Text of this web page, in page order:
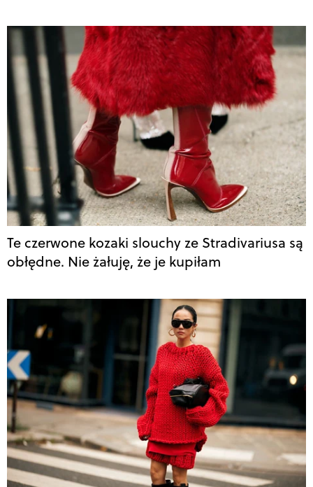
Te czerwone kozaki slouchy ze Stradivariusa są
obłędne. Nie żałuję, że je kupiłam